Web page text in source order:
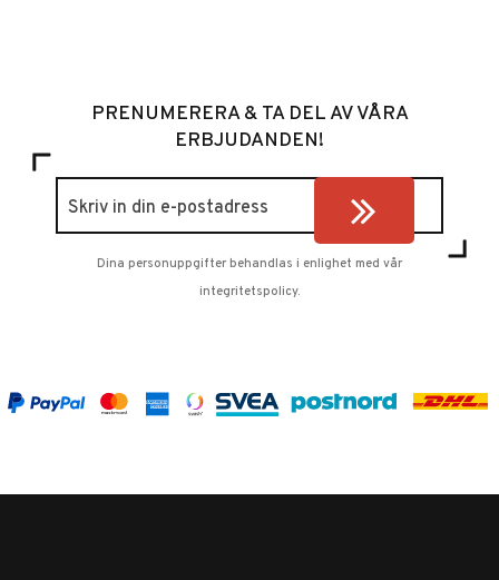
PRENUMERERA & TA DEL AV VÅRA
ERBJUDANDEN!
Dina personuppgifter behandlas i enlighet med vår
integritetspolicy.